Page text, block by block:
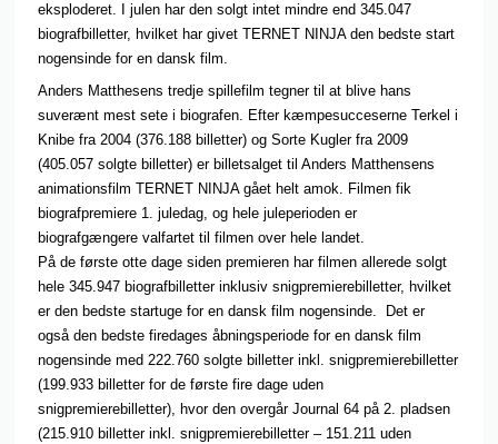
eksploderet. I julen har den solgt intet mindre end 345.047
biografbilletter, hvilket har givet TERNET NINJA den bedste start
nogensinde for en dansk film.
Anders Matthesens tredje spillefilm tegner til at blive hans
suverænt mest sete i biografen. Efter kæmpesucceserne Terkel i
Knibe fra 2004 (376.188 billetter) og Sorte Kugler fra 2009
(405.057 solgte billetter) er billetsalget til Anders Matthensens
animationsfilm TERNET NINJA gået helt amok. Filmen fik
biografpremiere 1. juledag, og hele juleperioden er
biografgængere valfartet til filmen over hele landet.
På de første otte dage siden premieren har filmen allerede solgt
hele 345.947 biografbilletter inklusiv snigpremierebilletter, hvilket
er den bedste startuge for en dansk film nogensinde. Det er
også den bedste firedages åbningsperiode for en dansk film
nogensinde med 222.760 solgte billetter inkl. snigpremierebilletter
(199.933 billetter for de første fire dage uden
snigpremierebilletter), hvor den overgår Journal 64 på 2. pladsen
(215.910 billetter inkl. snigpremierebilletter – 151.211 uden